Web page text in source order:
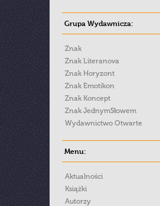
Grupa Wydawnicza:
Znak
Znak Literanova
Znak Horyzont
Znak Emotikon
Znak Koncept
Znak JednymSłowem
Wydawnictwo Otwarte
Menu:
Aktualności
Książki
Autorzy